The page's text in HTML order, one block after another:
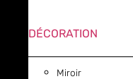
DÉCORATION
Miroir